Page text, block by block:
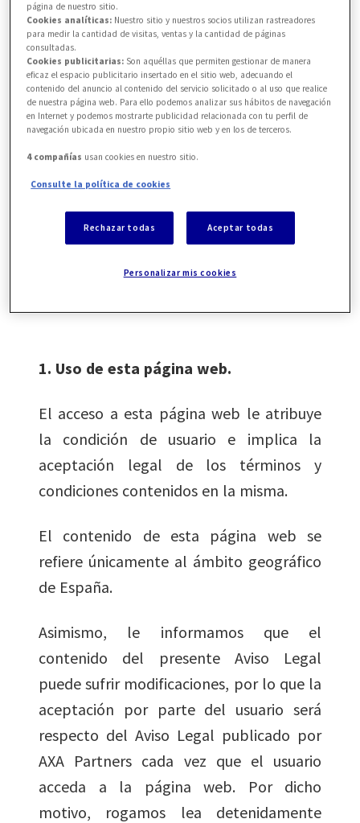
Cristal, calle Arequipa nº 1, 3ª planta,
Esc. 2, 3 y 4, 28043 de Madrid.
· Inscrita en el Registro Mercantil de
Madrid, al Tomo 37.932, hoja M-675.443 y
folio 123.
· Inscrita en el Registro de Entidades
Aseguradoras de la Dirección General de
Seguros y Fondos de Pensiones: E0196.
https://www.axapartners.es
1. Uso de esta página web.
El acceso a esta página web le atribuye
la condición de usuario e implica la
aceptación legal de los términos y
condiciones contenidos en la misma.
El contenido de esta página web se
refiere únicamente al ámbito geográfico
de España.
Asimismo, le informamos que el
contenido del presente Aviso Legal
puede sufrir modificaciones, por lo que la
aceptación por parte del usuario será
respecto del Aviso Legal publicado por
AXA Partners cada vez que el usuario
acceda a la página web. Por dicho
motivo, rogamos lea detenidamente
página de nuestro sitio.
Cookies analíticas: Nuestro sitio y nuestros socios utilizan rastreadores
para medir la cantidad de visitas, ventas y la cantidad de páginas
consultadas.
Cookies publicitarias: Son aquéllas que permiten gestionar de manera
eficaz el espacio publicitario insertado en el sitio web, adecuando el
contenido del anuncio al contenido del servicio solicitado o al uso que realice
de nuestra página web. Para ello podemos analizar sus hábitos de navegación
en Internet y podemos mostrarte publicidad relacionada con tu perfil de
navegación ubicada en nuestro propio sitio web y en los de terceros.
4 compañías usan cookies en nuestro sitio.
Consulte la política de cookies
Rechazar todas Aceptar todas
Personalizar mis cookies